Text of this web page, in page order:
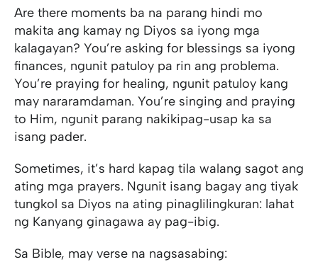
Are there moments ba na parang hindi mo
makita ang kamay ng Diyos sa iyong mga
kalagayan? You’re asking for blessings sa iyong
finances, ngunit patuloy pa rin ang problema.
You’re praying for healing, ngunit patuloy kang
may nararamdaman. You’re singing and praying
to Him, ngunit parang nakikipag-usap ka sa
isang pader.
Sometimes, it’s hard kapag tila walang sagot ang
ating mga prayers. Ngunit isang bagay ang tiyak
tungkol sa Diyos na ating pinaglilingkuran: lahat
ng Kanyang ginagawa ay pag-ibig.
Sa Bible, may verse na nagsasabing: